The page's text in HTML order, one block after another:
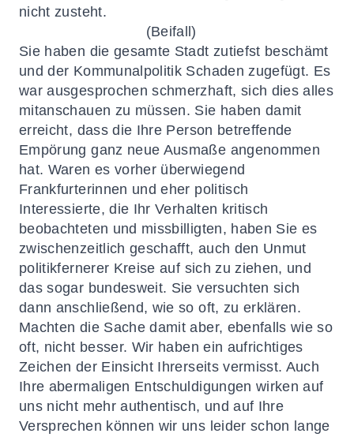
nicht zusteht.
(Beifall)
Sie haben die gesamte Stadt zutiefst beschämt
und der Kommunalpolitik Schaden zugefügt. Es
war ausgesprochen schmerzhaft, sich dies alles
mitanschauen zu müssen. Sie haben damit
erreicht, dass die Ihre Person betreffende
Empörung ganz neue Ausmaße angenommen
hat. Waren es vorher überwiegend
Frankfurterinnen und eher politisch
Interessierte, die Ihr Verhalten kritisch
beobachteten und missbilligten, haben Sie es
zwischenzeitlich geschafft, auch den Unmut
politikfernerer Kreise auf sich zu ziehen, und
das sogar bundesweit. Sie versuchten sich
dann anschließend, wie so oft, zu erklären.
Machten die Sache damit aber, ebenfalls wie so
oft, nicht besser. Wir haben ein aufrichtiges
Zeichen der Einsicht Ihrerseits vermisst. Auch
Ihre abermaligen Entschuldigungen wirken auf
uns nicht mehr authentisch, und auf Ihre
Versprechen können wir uns leider schon lange